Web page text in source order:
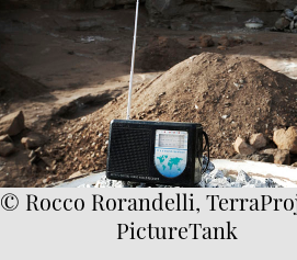
© Rocco Rorandelli,
PictureTank